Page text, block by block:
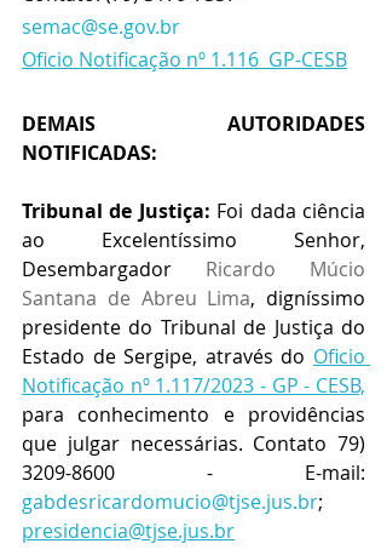
semac@se.gov.br
Oficio Notificação nº 1.116  GP-CESB
DEMAIS AUTORIDADES
NOTIFICADAS:
Tribunal de Justiça: Foi dada ciência
ao Excelentíssimo Senhor,
Desembargador Ricardo Múcio
Santana de Abreu Lima, digníssimo
presidente do Tribunal de Justiça do
Estado de Sergipe, através do Oficio
Notificação nº 1.117/2023 - GP - CESB,
para conhecimento e providências
que julgar necessárias. Contato 79)
gabdesricardomucio@tjse.jus.br
presidencia@tjse.jus.br